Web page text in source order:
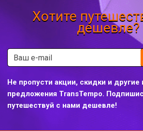
Хотите
дешевле?
Не пропусти акции, скидки и другие
предложения TransTempo.
путешествуй с нами дешевле!